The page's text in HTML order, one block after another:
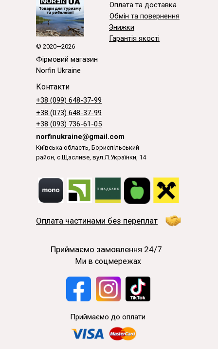
© 2020—2026
Фірмовий магазин
Norfin Ukraine
Приймаємо до оплати
Оплата та доставка
Обмін та повернення
Знижки
Гарантія якості
Контакти
Київська область, Бориспільський
район, с.Щасливе, вул.Л.Українки, 14
Ми в соцмережах
+38 (099) 648-37-99
norfinukraine@gmail.com
Приймаємо замовлення 24/7
+38 (073) 648-37-99
+38 (093) 736-61-05
Оплата частинами без переплат